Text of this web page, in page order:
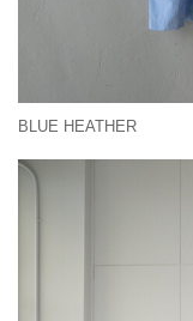
BLUE HEATHER